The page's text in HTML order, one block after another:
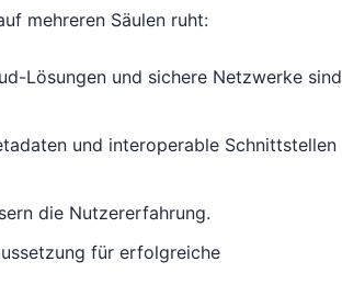
mehreren Säulen ruht:
Lösungen und sichere Netzwerke sind
und interoperable Schnittstellen
die Nutzererfahrung.
für erfolgreiche